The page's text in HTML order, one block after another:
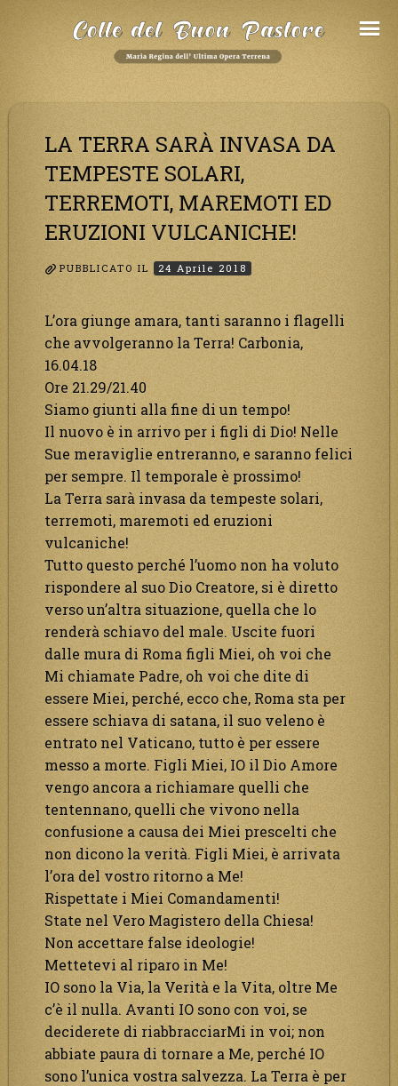
LA TERRA SARÀ INVASA DA
TEMPESTE SOLARI,
TERREMOTI, MAREMOTI ED
ERUZIONI VULCANICHE!
PUBBLICATO IL 24 Aprile 2018
L’ora giunge amara, tanti saranno i flagelli
che avvolgeranno la Terra! Carbonia,
16.04.18
Ore 21.29/21.40
Siamo giunti alla fine di un tempo!
Il nuovo è in arrivo per i figli di Dio! Nelle
Sue meraviglie entreranno, e saranno felici
per sempre. Il temporale è prossimo!
La Terra sarà invasa da tempeste solari,
terremoti, maremoti ed eruzioni
vulcaniche!
Tutto questo perché l’uomo non ha voluto
rispondere al suo Dio Creatore, si è diretto
verso un’altra situazione, quella che lo
renderà schiavo del male. Uscite fuori
dalle mura di Roma figli Miei, oh voi che
Mi chiamate Padre, oh voi che dite di
essere Miei, perché, ecco che, Roma sta per
essere schiava di satana, il suo veleno è
entrato nel Vaticano, tutto è per essere
messo a morte. Figli Miei, IO il Dio Amore
vengo ancora a richiamare quelli che
tentennano, quelli che vivono nella
confusione a causa dei Miei prescelti che
non dicono la verità. Figli Miei, è arrivata
l’ora del vostro ritorno a Me!
Rispettate i Miei Comandamenti!
State nel Vero Magistero della Chiesa!
Non accettare false ideologie!
Mettetevi al riparo in Me!
IO sono la Via, la Verità e la Vita, oltre Me
c’è il nulla. Avanti IO sono con voi, se
deciderete di riabbracciarMi in voi; non
abbiate paura di tornare a Me, perché IO
sono l’unica vostra salvezza. La Terra è per